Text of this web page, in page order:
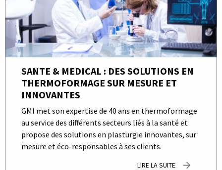
SANTE & MEDICAL : DES SOLUTIONS EN
THERMOFORMAGE SUR MESURE ET
INNOVANTES
GMI met son expertise de 40 ans en thermoformage
au service des différents secteurs liés à la santé et
propose des solutions en plasturgie innovantes, sur
mesure et éco-responsables à ses clients.
LIRE LA SUITE